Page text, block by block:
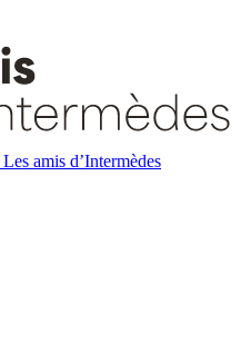
Les amis d’Intermèdes